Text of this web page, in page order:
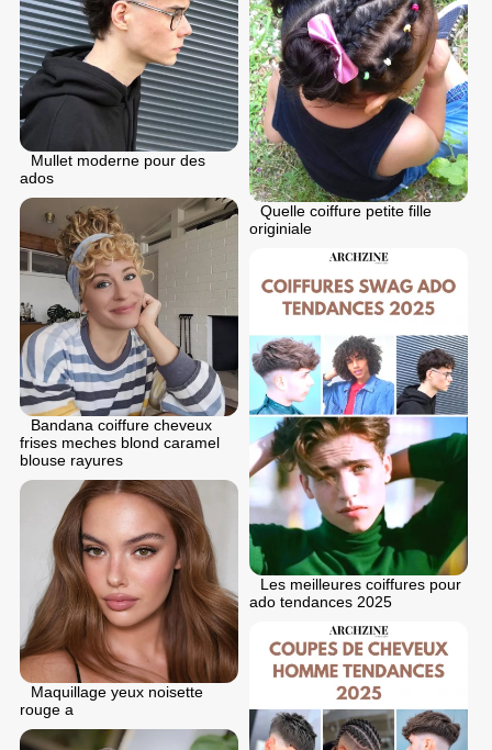
Mullet moderne pour des
ados
Quelle coiffure petite fille
originiale
Bandana coiffure cheveux
frises meches blond caramel
blouse rayures
Les meilleures coiffures pour
ado tendances 2025
Maquillage yeux noisette
rouge a